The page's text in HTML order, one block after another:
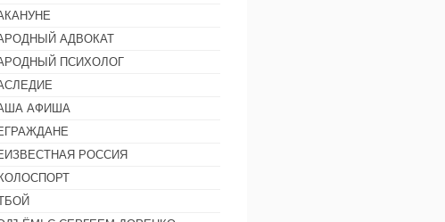
АДВОКАТ
ПСИХОЛОГ
АФИША
РОССИЯ